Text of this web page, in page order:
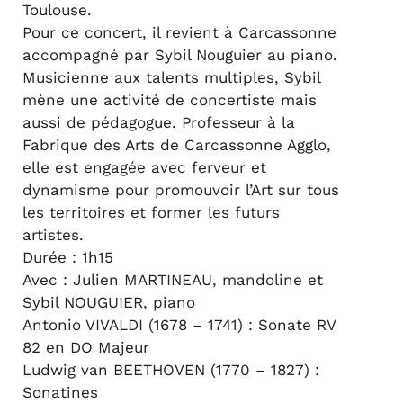
Toulouse.
Pour ce concert, il revient à Carcassonne
accompagné par Sybil Nouguier au piano.
Musicienne aux talents multiples, Sybil
mène une activité de concertiste mais
aussi de pédagogue. Professeur à la
Fabrique des Arts de Carcassonne Agglo,
elle est engagée avec ferveur et
dynamisme pour promouvoir l’Art sur tous
les territoires et former les futurs
artistes.
Durée : 1h15
Avec : Julien MARTINEAU, mandoline et
Sybil NOUGUIER, piano
Antonio VIVALDI (1678 – 1741) : Sonate RV
82 en DO Majeur
Ludwig van BEETHOVEN (1770 – 1827) :
Sonatines